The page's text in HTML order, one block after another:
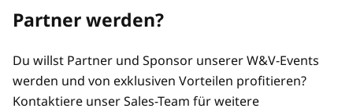
Partner werden?
Du willst Partner und Sponsor unserer W&V-Events
werden und von exklusiven Vorteilen profitieren?
Kontaktiere unser Sales-Team für weitere